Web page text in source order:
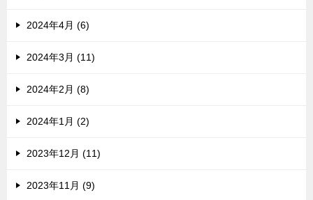
2024年4月 (6)
2024年3月 (11)
2024年2月 (8)
2024年1月 (2)
2023年12月 (11)
2023年11月 (9)